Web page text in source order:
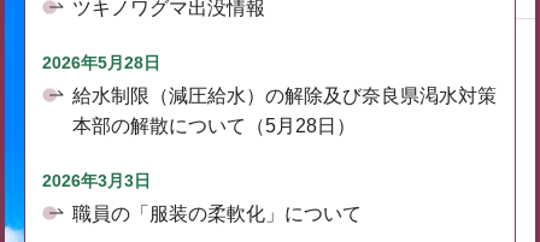
ツキノワグマ出没情報
2026年5月28日
給水制限（減圧給水）の解除及び奈良県渇水対策
本部の解散について（5月28日）
2026年3月3日
職員の「服装の柔軟化」について